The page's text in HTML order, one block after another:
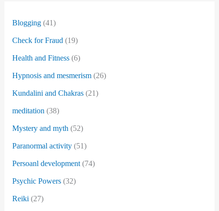
Blogging(41)
Check for Fraud (19)
Health and Fitness(6)
Hypnosis and mesmerism(26)
Kundalini and Chakras(21)
meditation (38)
Mystery and myth (52)
Paranormal activity(51)
Persoanl development(74)
Psychic Powers(32)
Reiki (27)